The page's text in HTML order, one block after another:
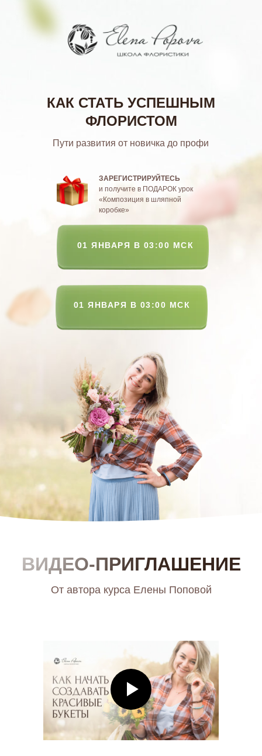
Пути развития от новичка до профи
ЗАРЕГИСТРИРУЙТЕСЬ
и получите в ПОДАРОК урок
«Композиция в шляпной
коробке»
01 ЯНВАРЯ В 03:00 МСК
КАК СТАТЬ УСПЕШНЫМ
ФЛОРИСТОМ
01 ЯНВАРЯ В 03:00 МСК
ВИДЕО-ПРИГЛАШЕНИЕ
От автора курса Елены Поповой